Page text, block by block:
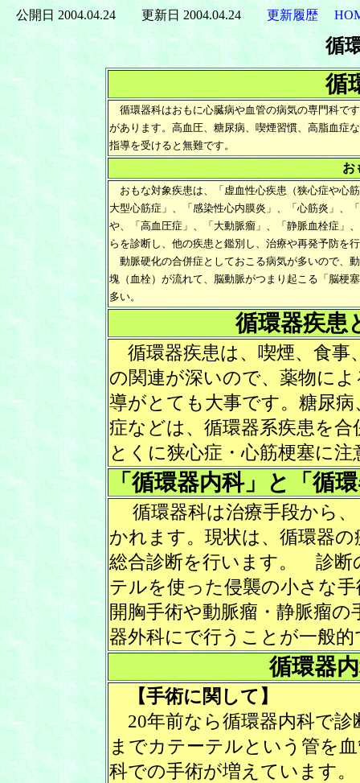
公開日 2004.04.24 更新日 2004.04.24 更新履歴
循
循
循環器科はおもに心臓病や血管の病気の専門科で
があります。高血圧、糖尿病、喫煙習慣、高脂血症
指導を受けると無難です。
お
おもな対象疾患は、「虚血性心疾患（狭心症や心
大型心筋症」、「感染性心内膜炎」、「心筋炎」、
や、「高血圧症」、「大動脈瘤」、「静脈血栓症」
らを診断し、他の疾患と鑑別し、治療や再発予防を
動脈硬化の合併症としておこる病気が多いので、
塊（血栓）が流れて、脳動脈がつまり起こる「脳梗
多い。
循環器疾患
循環器疾患は、喫煙、食事
の関連が深いので、薬物に
導がとても大事です。糖尿
症などは、循環器系疾患を
とくに狭心症・心筋梗塞に
「循環器内科」と「循
循環器科は治療手段から、
かれます。現状は、循環器
総合診断を行います。 診断
テルを使った侵襲の小さな
開胸手術や動脈瘤・静脈瘤
器外科にで行うことが一般的
循環器
【手術に関して】
20年前なら循環器内科で診
までカテーテルという管を
科での手術が増えています。